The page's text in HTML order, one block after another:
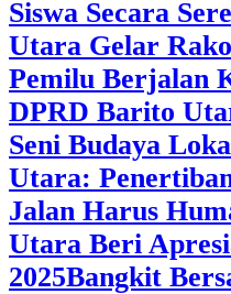
Siswa Secara
Utara Gelar
Pemilu Berjalan
DPRD Barito
Seni Budaya
Utara:
Jalan Harus
Utara Beri
2025‎Bangkit